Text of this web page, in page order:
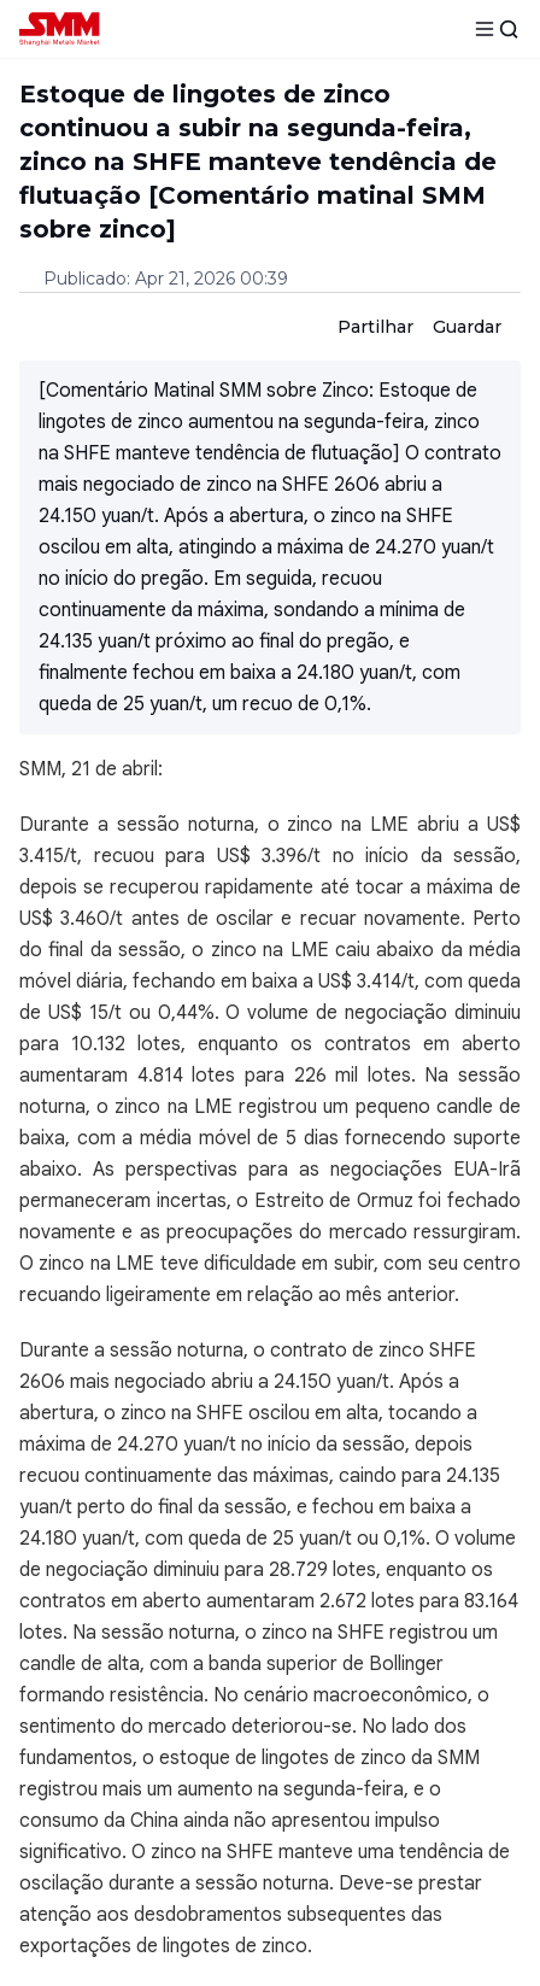
Estoque de lingotes de zinco
continuou a subir na segunda-feira,
zinco na SHFE manteve tendência de
flutuação [Comentário matinal SMM
sobre zinco]
Publicado: Apr 21, 2026 00:39
Partilhar Guardar
[Comentário Matinal SMM sobre Zinco: Estoque de
lingotes de zinco aumentou na segunda-feira, zinco
na SHFE manteve tendência de flutuação] O contrato
mais negociado de zinco na SHFE 2606 abriu a
24.150 yuan/t. Após a abertura, o zinco na SHFE
oscilou em alta, atingindo a máxima de 24.270 yuan/t
no início do pregão. Em seguida, recuou
continuamente da máxima, sondando a mínima de
24.135 yuan/t próximo ao final do pregão, e
finalmente fechou em baixa a 24.180 yuan/t, com
queda de 25 yuan/t, um recuo de 0,1%.
SMM, 21 de abril:
Durante a sessão noturna, o zinco na LME abriu a US$
3.415/t, recuou para US$ 3.396/t no início da sessão,
depois se recuperou rapidamente até tocar a máxima de
US$ 3.460/t antes de oscilar e recuar novamente. Perto
do final da sessão, o zinco na LME caiu abaixo da média
móvel diária, fechando em baixa a US$ 3.414/t, com queda
de US$ 15/t ou 0,44%. O volume de negociação diminuiu
para 10.132 lotes, enquanto os contratos em aberto
aumentaram 4.814 lotes para 226 mil lotes. Na sessão
noturna, o zinco na LME registrou um pequeno candle de
baixa, com a média móvel de 5 dias fornecendo suporte
abaixo. As perspectivas para as negociações EUA-Irã
permaneceram incertas, o Estreito de Ormuz foi fechado
novamente e as preocupações do mercado ressurgiram.
O zinco na LME teve dificuldade em subir, com seu centro
recuando ligeiramente em relação ao mês anterior.
Durante a sessão noturna, o contrato de zinco SHFE
2606 mais negociado abriu a 24.150 yuan/t. Após a
abertura, o zinco na SHFE oscilou em alta, tocando a
máxima de 24.270 yuan/t no início da sessão, depois
recuou continuamente das máximas, caindo para 24.135
yuan/t perto do final da sessão, e fechou em baixa a
24.180 yuan/t, com queda de 25 yuan/t ou 0,1%. O volume
de negociação diminuiu para 28.729 lotes, enquanto os
contratos em aberto aumentaram 2.672 lotes para 83.164
lotes. Na sessão noturna, o zinco na SHFE registrou um
candle de alta, com a banda superior de Bollinger
formando resistência. No cenário macroeconômico, o
sentimento do mercado deteriorou-se. No lado dos
fundamentos, o estoque de lingotes de zinco da SMM
registrou mais um aumento na segunda-feira, e o
consumo da China ainda não apresentou impulso
significativo. O zinco na SHFE manteve uma tendência de
oscilação durante a sessão noturna. Deve-se prestar
atenção aos desdobramentos subsequentes das
exportações de lingotes de zinco.